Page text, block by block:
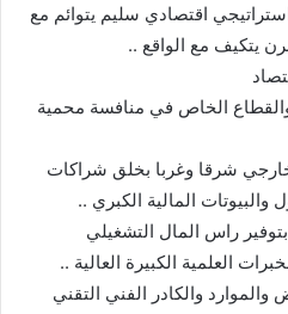
اقتصادي سليم يتوائم مع
يتكيف مع الواقع ..
الخاص في منافسة محمية
شرقا وغربا بخلق شراكات
والبيوتات المالية الكبري ..
راس المال التشغيلي
العلمية الكبيرة العالية ..
والموارد والكادر الفني التقني